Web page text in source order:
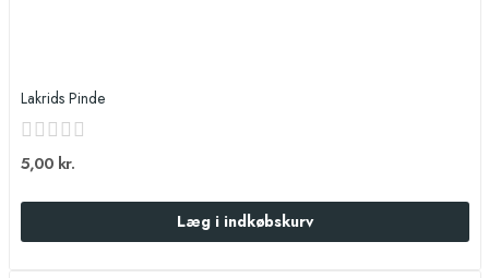
Lakrids Pinde
5,00 kr.
Læg i indkøbskurv